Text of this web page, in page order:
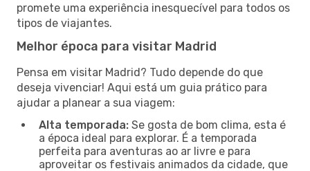
promete uma experiência inesquecível para todos os
tipos de viajantes.
Melhor época para visitar Madrid
Pensa em visitar Madrid? Tudo depende do que
deseja vivenciar! Aqui está um guia prático para
ajudar a planear a sua viagem:
Alta temporada: Se gosta de bom clima, esta é
a época ideal para explorar. É a temporada
perfeita para aventuras ao ar livre e para
aproveitar os festivais animados da cidade, que